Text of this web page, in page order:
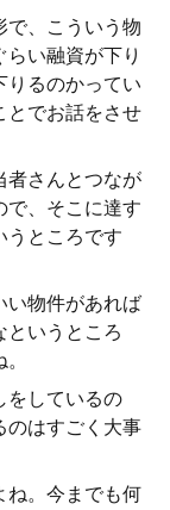
で、こういう物
い融資が下り
りるのかってい
とでお話をさせ
者さんとつなが
で、そこに達す
うところです
い物件があれば
というところ
をしているの
のはすごく大事
ね。今までも何